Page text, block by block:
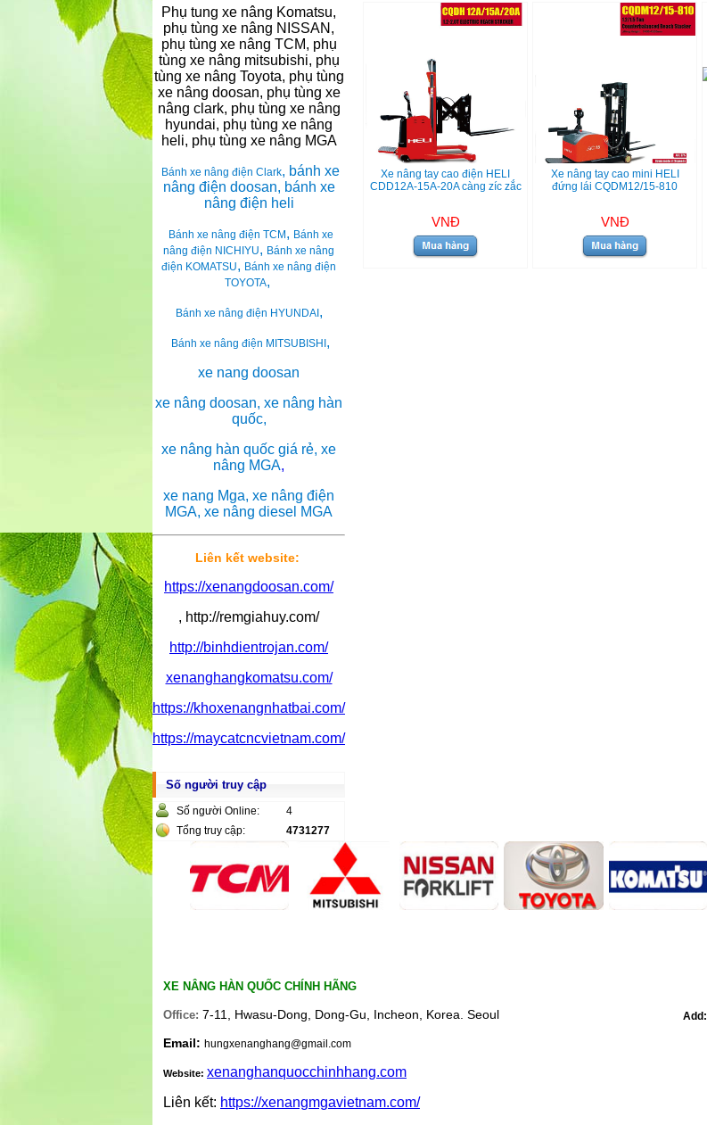
Phụ tung xe nâng Komatsu,
phụ tùng xe nâng NISSAN,
phụ tùng xe nâng TCM, phụ
tùng xe nâng mitsubishi, phụ
tùng xe nâng Toyota, phụ tùng
xe nâng doosan, phụ tùng xe
nâng clark, phụ tùng xe nâng
hyundai, phụ tùng xe nâng
heli, phụ tùng xe nâng MGA
Bánh xe nâng điện Clark, bánh xe
nâng điện doosan, bánh xe
nâng điện heli
Bánh xe nâng điện TCM , Bánh xe
nâng điện NICHIYU, Bánh xe nâng
điện KOMATSU, Bánh xe nâng điện
TOYOTA,
Bánh xe nâng điện HYUNDAI,
Bánh xe nâng điện MITSUBISHI ,
xe nang doosan
xe nâng doosan, xe nâng hàn
quốc,
xe nâng hàn quốc giá rẻ, xe
nâng MGA,
xe nang Mga, xe nâng điện
MGA, xe nâng diesel MGA
Liên kết website:
https://xenangdoosan.com/
, http://remgiahuy.com/
http://binhdientrojan.com/
xenanghangkomatsu.com/
https://khoxenangnhatbai.com/
https://maycatcncvietnam.com/
Số người truy cập
Số người Online:
4
Tổng truy cập:
4731277
Xe nâng tay cao điện HELI
CDD12A-15A-20A càng zíc zắc
VNĐ
Xe nâng tay cao mini HELI
đứng lái CQDM12/15-810
VNĐ
XE NÂNG HÀN QUỐC CHÍNH HÃNG
Office: 7-11, Hwasu-Dong, Dong-Gu, Incheon, Korea. Seoul
Email: hungxenanghang@gmail.com
Website: xenanghanquocchinhhang.com
Liên kết: https://xenangmgavietnam.com/
Add: